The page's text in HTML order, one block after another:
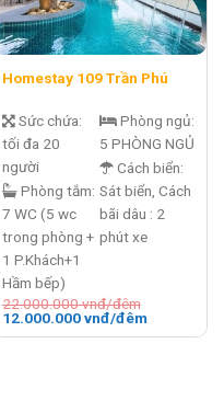
Homestay 109 Trần Phú
Sức chứa:
tối đa 20
người
Phòng tắm:
7 WC (5 wc
trong phòng +
1 P.Khách+1
Hầm bếp)
Phòng ngủ:
5 PHÒNG NGỦ
Cách biển:
Sát biển, Cách
bãi dâu : 2
phút xe
22.000.000vnđ/đêm
Giá
12.000.000vnđ/đêmGiá